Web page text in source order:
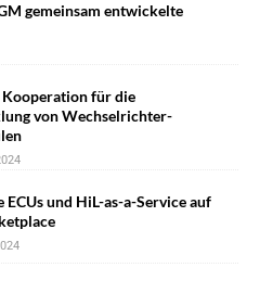
gemeinsam entwickelte
Kooperation für die
von Wechselrichter-
und HiL-as-a-Service auf